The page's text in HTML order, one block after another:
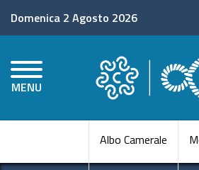
Domenica 2 Agosto 2026
MENU
Albo Camerale